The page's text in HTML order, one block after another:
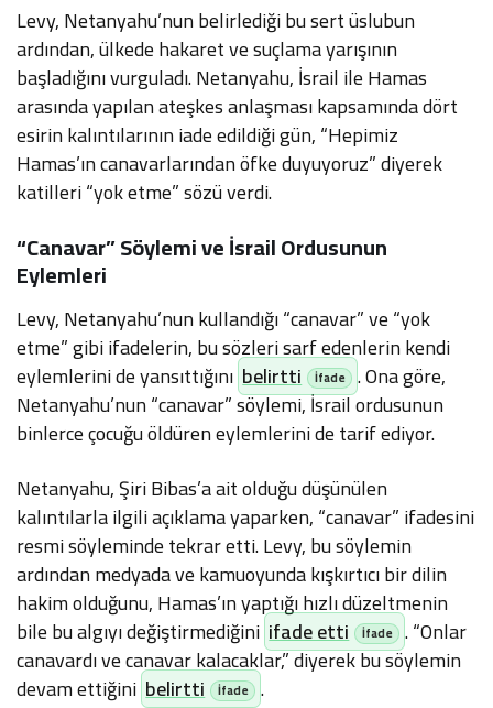
Levy, Netanyahu’nun belirlediği bu sert üslubun
ardından, ülkede hakaret ve suçlama yarışının
başladığını vurguladı. Netanyahu, İsrail ile Hamas
arasında yapılan ateşkes anlaşması kapsamında dört
esirin kalıntılarının iade edildiği gün, “Hepimiz
Hamas’ın canavarlarından öfke duyuyoruz” diyerek
katilleri “yok etme” sözü verdi.
“Canavar” Söylemi ve İsrail Ordusunun
Eylemleri
Levy, Netanyahu’nun kullandığı “canavar” ve “yok
etme” gibi ifadelerin, bu sözleri sarf edenlerin kendi
eylemlerini de yansıttığını belirtti . Ona göre,
Netanyahu’nun “canavar” söylemi, İsrail ordusunun
binlerce çocuğu öldüren eylemlerini de tarif ediyor.
Netanyahu, Şiri Bibas’a ait olduğu düşünülen
kalıntılarla ilgili açıklama yaparken, “canavar” ifadesini
resmi söyleminde tekrar etti. Levy, bu söylemin
ardından medyada ve kamuoyunda kışkırtıcı bir dilin
hakim olduğunu, Hamas’ın yaptığı hızlı düzeltmenin
bile bu algıyı değiştirmediğini ifade etti . “Onlar
canavardı ve canavar kalacaklar,” diyerek bu söylemin
devam ettiğini belirtti .